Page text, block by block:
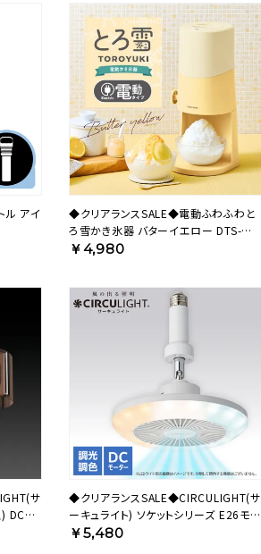
ル アイ
◆クリアランスSALE◆電動ふわふわと
ろ雪かき氷器 バターイエロー DTS-
B5MYL【HO】
￥4,980
サ
DCC-
◆クリアランスSALE◆CIRCULIGHT(サ
ーキュライト) ソケットシリーズ E26モデ
ル 調色タイプ ホワイト DSLS64CWH
￥5,480